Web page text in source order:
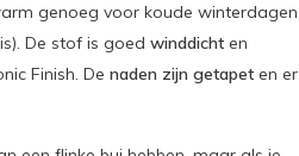
genoeg voor koude winterdagen
De stof is goed winddicht en
Finish. De naden zijn getapet en er